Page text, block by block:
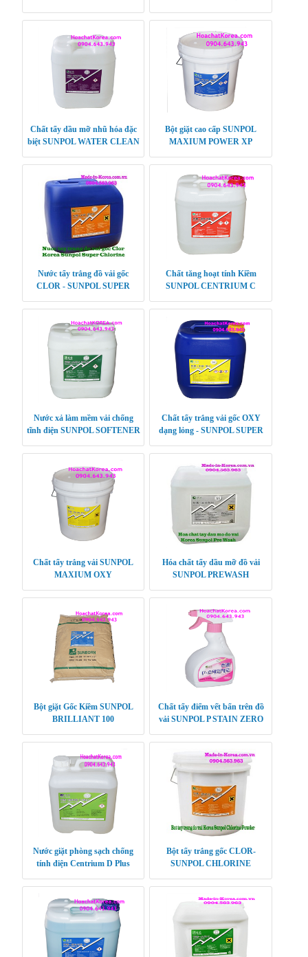
Chất tẩy dầu mỡ nhũ hóa đặc
biệt SUNPOL WATER CLEAN
Bột giặt cao cấp SUNPOL
MAXIUM POWER XP
Nước tẩy trắng đồ vải gốc
CLOR - SUNPOL SUPER
Chất tăng hoạt tính Kiềm
SUNPOL CENTRIUM C
Nước xả làm mềm vải chống
tĩnh điện SUNPOL SOFTENER
Chất tẩy trắng vải gốc OXY
dạng lỏng - SUNPOL SUPER
Chất tẩy trắng vải SUNPOL
MAXIUM OXY
Hóa chất tẩy dầu mỡ đồ vải
SUNPOL PREWASH
Bột giặt Gốc Kiềm SUNPOL
BRILLIANT 100
Chất tẩy điểm vết bẩn trên đồ
vải SUNPOL P STAIN ZERO
Nước giặt phòng sạch chống
tính điện Centrium D Plus
Bột tẩy trắng gốc CLOR-
SUNPOL CHLORINE